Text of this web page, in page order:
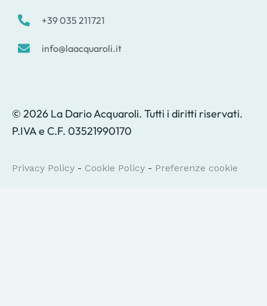
+39 035 211721
info@laacquaroli.it
© 2026 La Dario Acquaroli. Tutti i diritti riservati.
P.IVA e C.F. 03521990170
Privacy Policy - Cookie Policy - Preferenze cookie